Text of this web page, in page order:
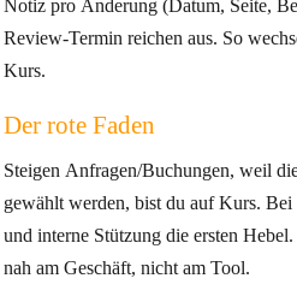
Notiz pro Änderung (Datum, Seite,
Review‑Termin reichen aus. So
Kurs.
Der rote Faden
Steigen Anfragen/Buchungen, weil
gewählt werden, bist du auf Kurs.
und interne Stützung die ersten
nah am Geschäft, nicht am Tool.